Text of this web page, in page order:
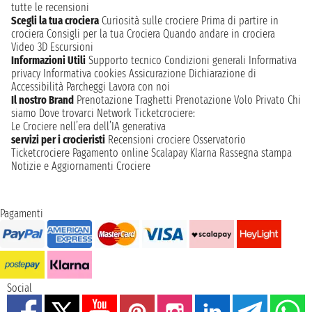
tutte le recensioni
Scegli la tua crociera Curiosità sulle crociere Prima di partire in
crociera Consigli per la tua Crociera Quando andare in crociera
Video 3D Escursioni
Informazioni Utili Supporto tecnico Condizioni generali Informativa
privacy Informativa cookies Assicurazione Dichiarazione di
Accessibilità Parcheggi Lavora con noi
Il nostro Brand Prenotazione Traghetti Prenotazione Volo Privato Chi
siamo Dove trovarci Network Ticketcrociere:
Le Crociere nell’era dell’IA generativa
servizi per i crocieristi Recensioni crociere Osservatorio
Ticketcrociere Pagamento online Scalapay Klarna Rassegna stampa
Notizie e Aggiornamenti Crociere
Pagamenti
Social